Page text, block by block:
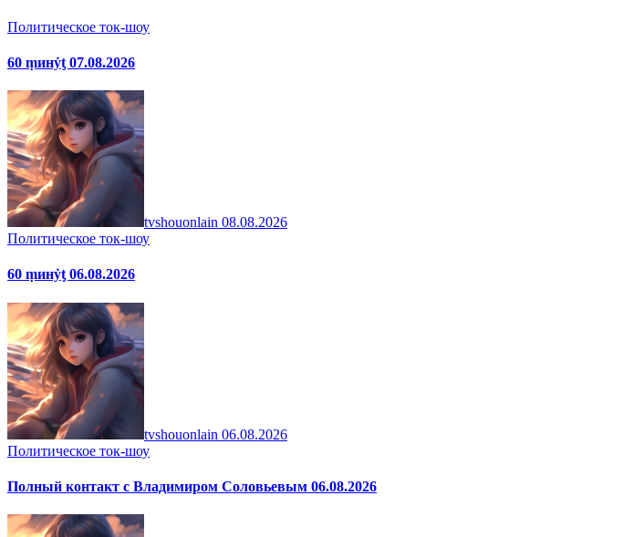
Политическое ток-шоу
60 ṃинẏƫ 07.08.2026
tvshouonlain 08.08.2026
Политическое ток-шоу
60 ṃинẏƫ 06.08.2026
tvshouonlain 06.08.2026
Политическое ток-шоу
Полный контакт с Владимиром Соловьевым 06.08.2026